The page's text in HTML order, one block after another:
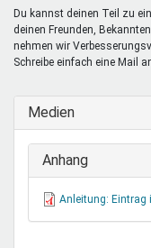
Du kannst deinen Teil zu
deinen Freunden,
nehmen wir
Schreibe einfach eine Mail
Medien
Anhang
Anleitung: Eintrag